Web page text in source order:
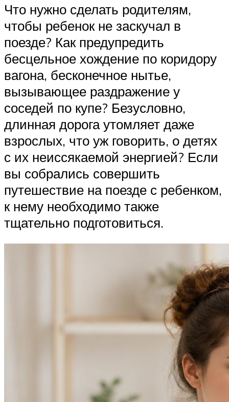
Что нужно сделать родителям,
чтобы ребенок не заскучал в
поезде? Как предупредить
бесцельное хождение по коридору
вагона, бесконечное нытье,
вызывающее раздражение у
соседей по купе? Безусловно,
длинная дорога утомляет даже
взрослых, что уж говорить, о детях
с их неиссякаемой энергией? Если
вы собрались совершить
путешествие на поезде с ребенком,
к нему необходимо также
тщательно подготовиться.